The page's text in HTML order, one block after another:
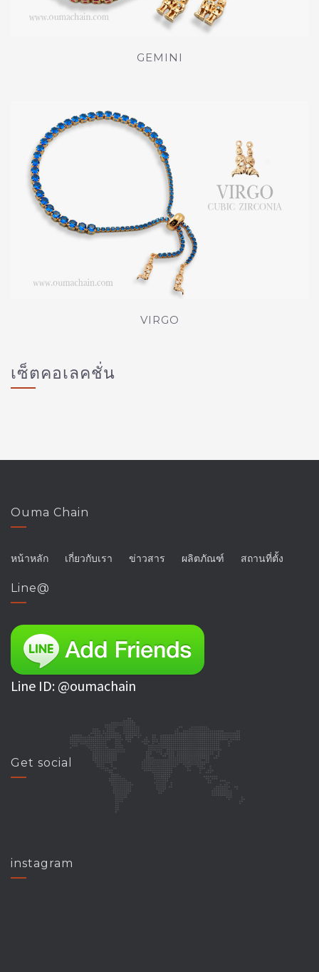
GEMINI
VIRGO
เซ็ตคอเลคชั่น
Ouma Chain
หน้าหลัก เกี่ยวกับเรา ข่าวสาร ผลิตภัณฑ์ สถานที่ตั้ง
Line@
Line ID: @oumachain
Get social
instagram